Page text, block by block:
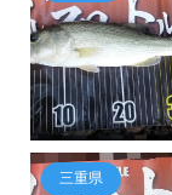
三重県